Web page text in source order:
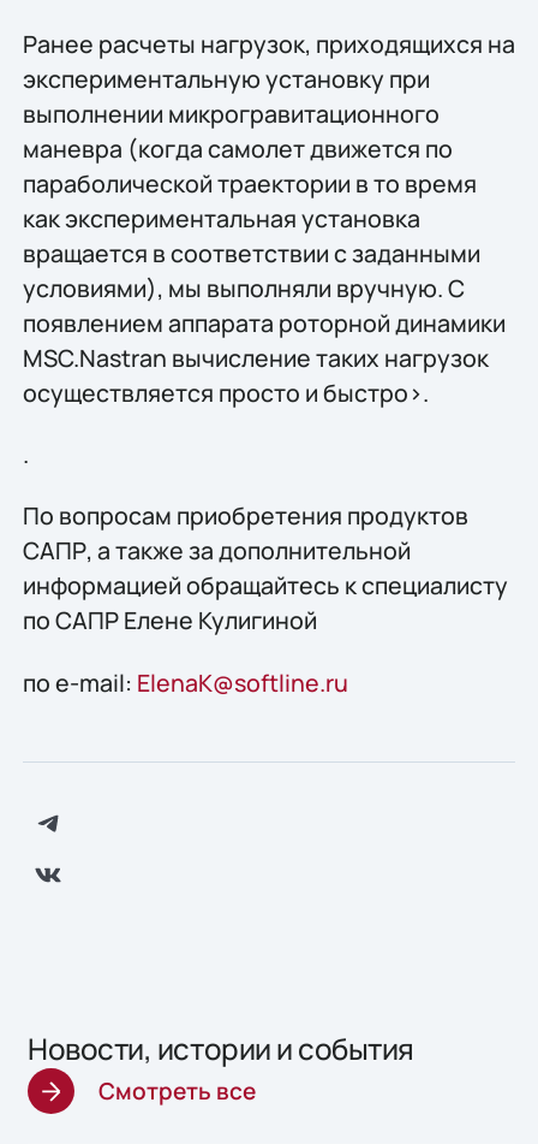
Ранее расчеты нагрузок, приходящихся на
экспериментальную установку при
выполнении микрогравитационного
маневра (когда самолет движется по
параболической траектории в то время
как экспериментальная установка
вращается в соответствии с заданными
условиями), мы выполняли вручную. С
появлением аппарата роторной динамики
MSC.Nastran вычисление таких нагрузок
осуществляется просто и быстро>.
.
По вопросам приобретения продуктов
САПР, а также за дополнительной
информацией обращайтесь к специалисту
по САПР Елене Кулигиной
по e-mail: ElenaK@softline.ru
Новости, истории и события
Смотреть все